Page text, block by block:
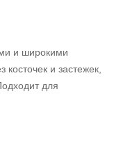
и широкими
и застежек,
для